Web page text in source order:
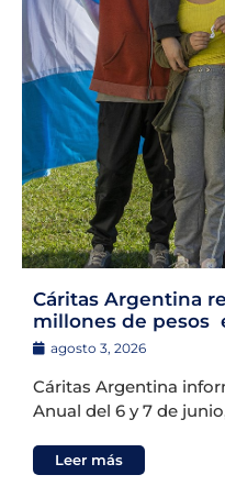
Cáritas Argentina
millones de pesos
agosto 3, 2026
Cáritas Argentina
Anual del 6 y 7 de
Leer más